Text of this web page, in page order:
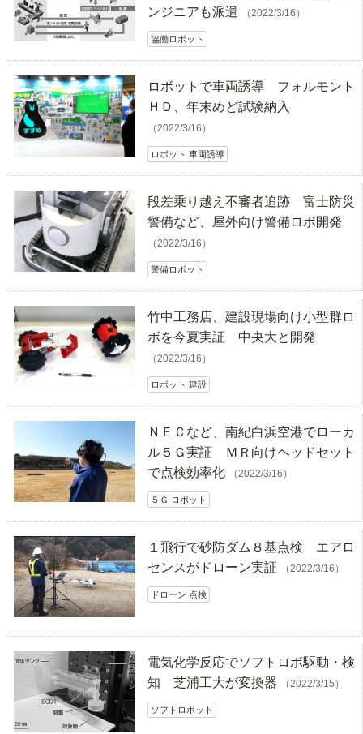
ンジニアも派遣
（2022/3/16）
協働ロボット
ロボットで車両誘導 フォルモント
ＨＤ、年末めど試験納入
（2022/3/16）
ロボット 車両誘導
段差乗り越え不審者追跡 富士防災
警備など、屋外向け警備ロボ開発
（2022/3/16）
警備ロボット
竹中工務店、建設現場向け小型群ロ
ボを今夏実証 中央大と開発
（2022/3/16）
ロボット 建設
ＮＥＣなど、南紀白浜空港でローカ
ル５Ｇ実証 ＭＲ向けヘッドセット
で点検効率化
（2022/3/16）
５Ｇ ロボット
１飛行で砂防ダム８基点検 エアロ
センスがドローン実証
（2022/3/16）
ドローン 点検
電気化学反応でソフトロボ駆動・検
知 芝浦工大が変換器
（2022/3/15）
ソフトロボット